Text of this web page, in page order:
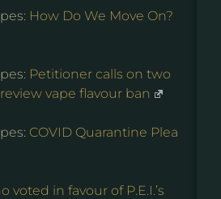
How Do We Move On?
Petitioner calls on two
vape flavour ban
COVID Quarantine Plea
voted in favour of P.E.I.’s